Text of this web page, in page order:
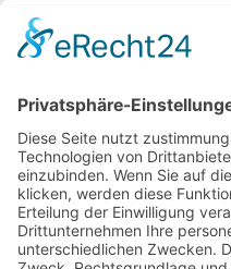
WIDERRUFSBELEHRUNG
VERSAND UND ZAHLUNG
BATTERIEGESETZ
VERPACKUNGSGESETZ
INFORMATIONSPFLICHTEN
RÜCKSENDUNG UND
AGB EASYCREDIT